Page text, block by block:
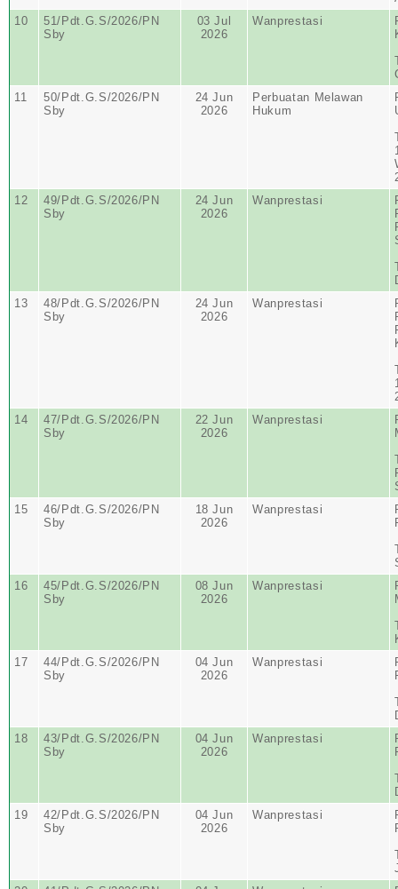
10
51/Pdt.G.S/2026/PN
Sby
03 Jul
2026
Wanprestasi
11
50/Pdt.G.S/2026/PN
Sby
24 Jun
2026
Perbuatan Melawan
Hukum
12
49/Pdt.G.S/2026/PN
Sby
24 Jun
2026
Wanprestasi
13
48/Pdt.G.S/2026/PN
Sby
24 Jun
2026
Wanprestasi
14
47/Pdt.G.S/2026/PN
Sby
22 Jun
2026
Wanprestasi
15
46/Pdt.G.S/2026/PN
Sby
18 Jun
2026
Wanprestasi
16
45/Pdt.G.S/2026/PN
Sby
08 Jun
2026
Wanprestasi
17
44/Pdt.G.S/2026/PN
Sby
04 Jun
2026
Wanprestasi
18
43/Pdt.G.S/2026/PN
Sby
04 Jun
2026
Wanprestasi
19
42/Pdt.G.S/2026/PN
Sby
04 Jun
2026
Wanprestasi